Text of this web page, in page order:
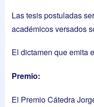
Las tesis postuladas
académicos versados
El dictamen que emita
Premio:
El Premio Cátedra